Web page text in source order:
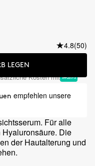
4.8(50)
LEGEN
Kosten mit
empfehlen unsere
Für alle
Die
der Hautalterung und